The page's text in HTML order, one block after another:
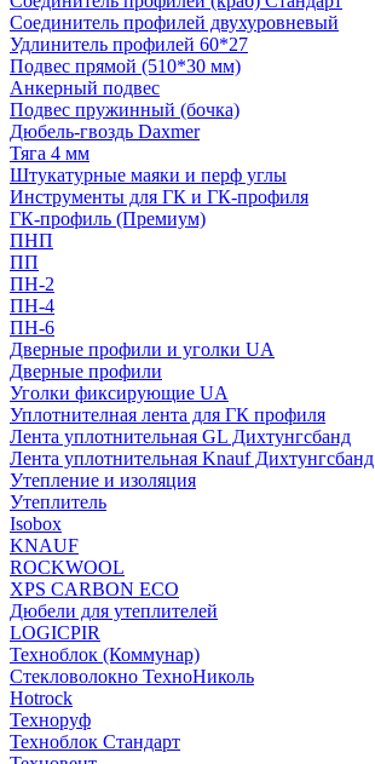
Соединитель профилей двухуровневый
Удлинитель профилей 60*27
Подвес прямой (510*30 мм)
Анкерный подвес
Подвес пружинный (бочка)
Дюбель-гвоздь Daxmer
Тяга 4 мм
Штукатурные маяки и перф углы
Инструменты для ГК и ГК-профиля
ГК-профиль (Премиум)
ПНП
ПП
ПН-2
ПН-4
ПН-6
Дверные профили и уголки UA
Дверные профили
Уголки фиксирующие UA
Уплотнителная лента для ГК профиля
Лента уплотнительная GL Дихтунгсбанд
Лента уплотнительная Knauf Дихтунгсбанд
Утепление и изоляция
Утеплитель
Isobox
KNAUF
ROCKWOOL
XPS CARBON ECO
Дюбели для утеплителей
LOGICPIR
Техноблок (Коммунар)
Стекловолокно ТехноНиколь
Hotrock
Технoруф
Техноблок Стандарт